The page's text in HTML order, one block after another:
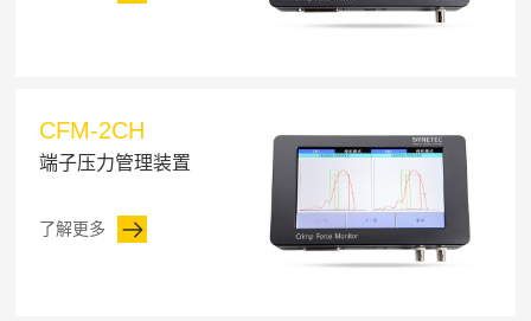
CFM-2CH
端子压力管理装置
了解更多